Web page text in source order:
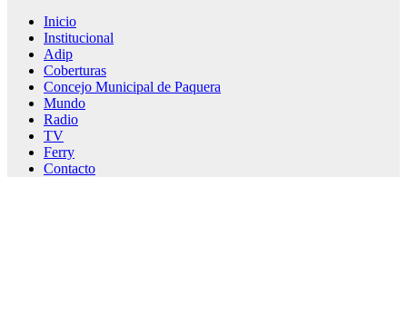
Inicio
Institucional
Adip
Coberturas
Concejo Municipal de Paquera
Mundo
Radio
TV
Ferry
Contacto